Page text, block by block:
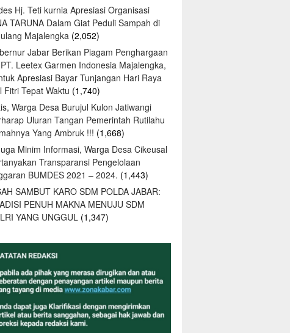
Hj. Teti kurnia Apresiasi Organisasi
TARUNA Dalam Giat Peduli Sampah di
Majalengka (2,052)
Jabar Berikan Piagam Penghargaan
Leetex Garmen Indonesia Majalengka,
Apresiasi Bayar Tunjangan Hari Raya
Fitri Tepat Waktu (1,740)
Warga Desa Burujul Kulon Jatiwangi
Uluran Tangan Pemerintah Rutilahu
Yang Ambruk !!! (1,668)
Minim Informasi, Warga Desa Cikeusal
Transparansi Pengelolaan
BUMDES 2021 – 2024. (1,443)
SAMBUT KARO SDM POLDA JABAR:
PENUH MAKNA MENUJU SDM
YANG UNGGUL (1,347)